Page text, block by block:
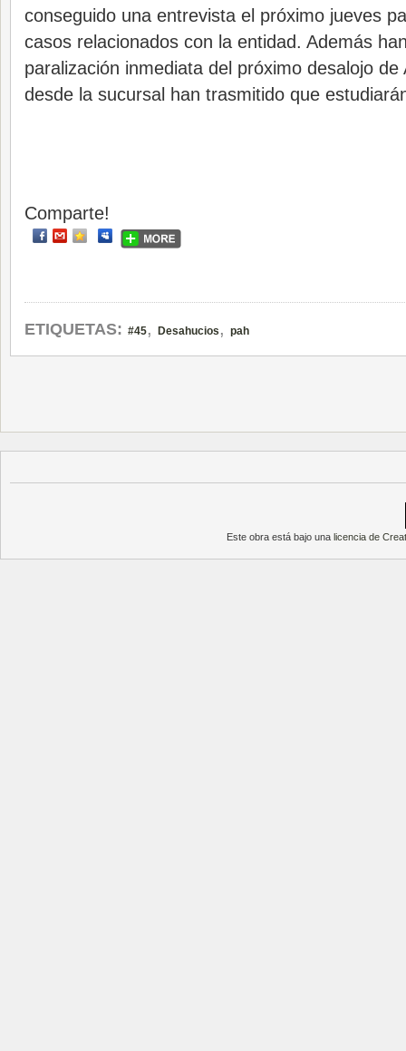
conseguido una entrevista el próximo jueves
casos relacionados con la entidad. Además
paralización inmediata del próximo desalojo
desde la sucursal han trasmitido que
Comparte!
ETIQUETAS: #45, Desahucios , pah
Este obra está bajo una licencia de